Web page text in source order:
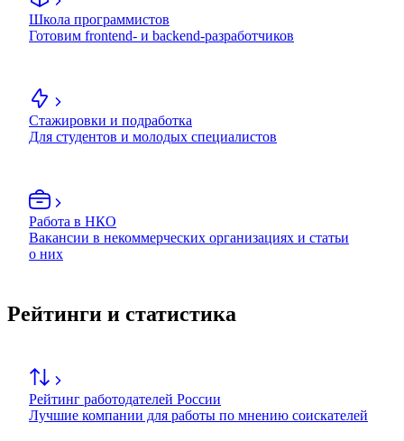
Школа программистов
Готовим frontend- и backend-разработчиков
Стажировки и подработка
Для студентов и молодых специалистов
Работа в НКО
Вакансии в некоммерческих организациях и статьи
о них
Рейтинги и статистика
Рейтинг работодателей России
Лучшие компании для работы по мнению соискателей